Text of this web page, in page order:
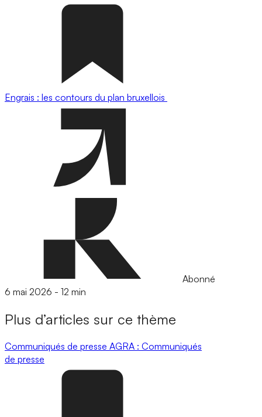
Engrais : les contours du plan bruxellois
Abonné
6 mai 2026 - 12 min
Plus d’articles sur ce thème
Communiqués de presse AGRA : Communiqués
de presse